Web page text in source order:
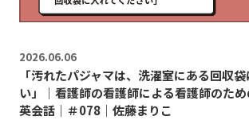
2026.06.06
「汚れたパジャマは、洗濯室にある回収
い」｜看護師の看護師による看護師のた
英会話｜＃078｜佐藤まりこ